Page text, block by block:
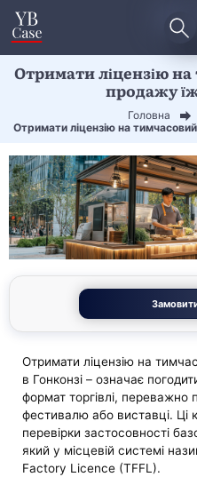
Отримати ліцензію
продажу
Головна
Отримати ліцензію на
Отримати ліцензію на
в Гонконзі – означає
формат торгівлі,
фестивалю або виставці.
перевірки застосовності
який у місцевій системі
Factory Licence (TFFL).